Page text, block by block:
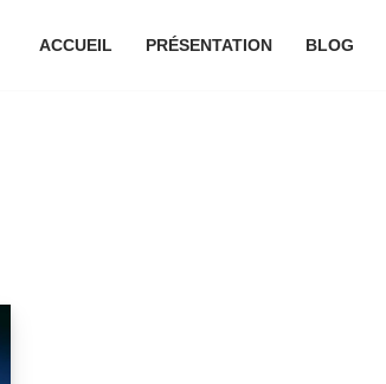
ACCUEIL PRÉSENTATION BLOG